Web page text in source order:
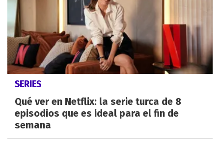
SERIES
Qué ver en Netflix: la serie turca de 8
episodios que es ideal para el fin de
semana